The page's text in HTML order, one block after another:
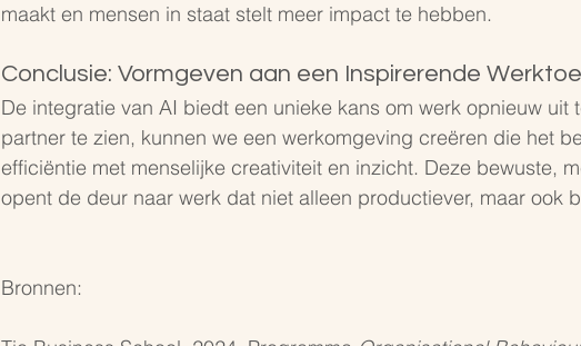
maakt en mensen in staat stelt meer impact te hebben.
Conclusie: Vormgeven aan een Inspirerende
De integratie van AI biedt een unieke kans om werk opnieuw uit
partner te zien, kunnen we een werkomgeving creëren die het
efficiëntie met menselijke creativiteit en inzicht. Deze bewuste,
opent de deur naar werk dat niet alleen productiever, maar ook
Bronnen: